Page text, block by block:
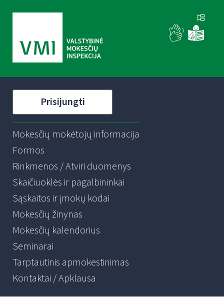
Prisijungti
Mokesčių mokėtojų informacija
Formos
Rinkmenos / Atviri duomenys
Skaičiuoklės ir pagalbininkai
Sąskaitos ir įmokų kodai
Mokesčių žinynas
Mokesčių kalendorius
Seminarai
Tarptautinis apmokestinimas
Kontaktai / Apklausa